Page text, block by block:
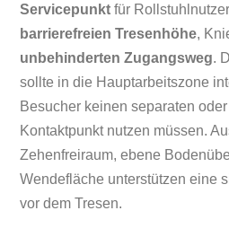
Servicepunkt für
barrierefreien Tresenhöhe,
unbehinderten Zugangsweg.
sollte in die Hauptarbeitszone
Besucher keinen separaten
Kontaktpunkt nutzen müssen.
Zehenfreiraum, ebene
Wendefläche unterstützen eine
vor dem Tresen.